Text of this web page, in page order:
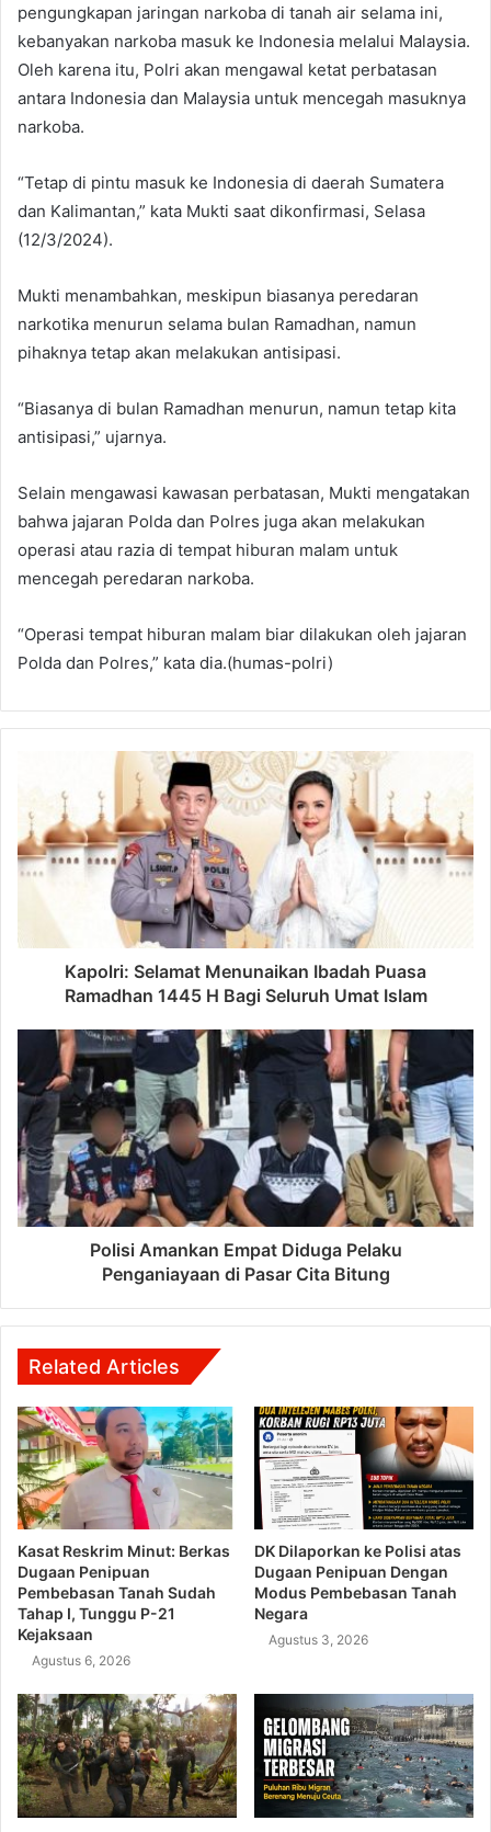
pengungkapan jaringan narkoba di tanah air selama ini,
kebanyakan narkoba masuk ke Indonesia melalui Malaysia.
Oleh karena itu, Polri akan mengawal ketat perbatasan
antara Indonesia dan Malaysia untuk mencegah masuknya
narkoba.
“Tetap di pintu masuk ke Indonesia di daerah Sumatera
dan Kalimantan,” kata Mukti saat dikonfirmasi, Selasa
(12/3/2024).
Mukti menambahkan, meskipun biasanya peredaran
narkotika menurun selama bulan Ramadhan, namun
pihaknya tetap akan melakukan antisipasi.
“Biasanya di bulan Ramadhan menurun, namun tetap kita
antisipasi,” ujarnya.
Selain mengawasi kawasan perbatasan, Mukti mengatakan
bahwa jajaran Polda dan Polres juga akan melakukan
operasi atau razia di tempat hiburan malam untuk
mencegah peredaran narkoba.
“Operasi tempat hiburan malam biar dilakukan oleh jajaran
Polda dan Polres,” kata dia.(humas-polri)
Kapolri: Selamat Menunaikan Ibadah Puasa
Ramadhan 1445 H Bagi Seluruh Umat IsIam
Polisi Amankan Empat Diduga Pelaku
Penganiayaan di Pasar Cita Bitung
Related Articles
Kasat Reskrim Minut: Berkas
Dugaan Penipuan
Pembebasan Tanah Sudah
Tahap I, Tunggu P-21
Kejaksaan
Agustus 6, 2026
DK Dilaporkan ke Polisi atas
Dugaan Penipuan Dengan
Modus Pembebasan Tanah
Negara
Agustus 3, 2026